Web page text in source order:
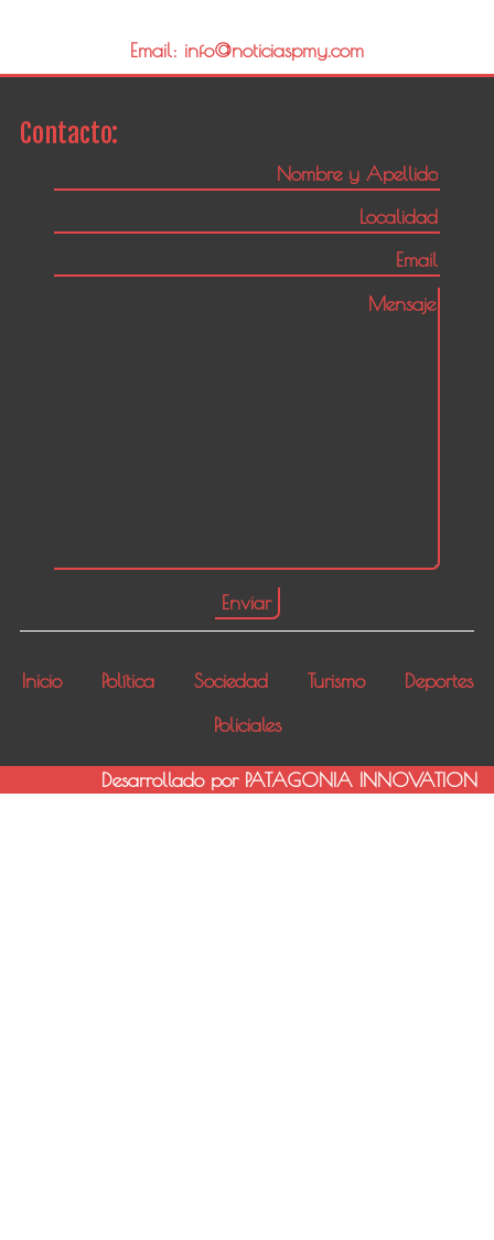
Email: info@noticiaspmy.com
Contacto:
Inicio Política Sociedad Turismo
Deportes
Policiales
Desarrollado por PATAGONIA INNOVATION